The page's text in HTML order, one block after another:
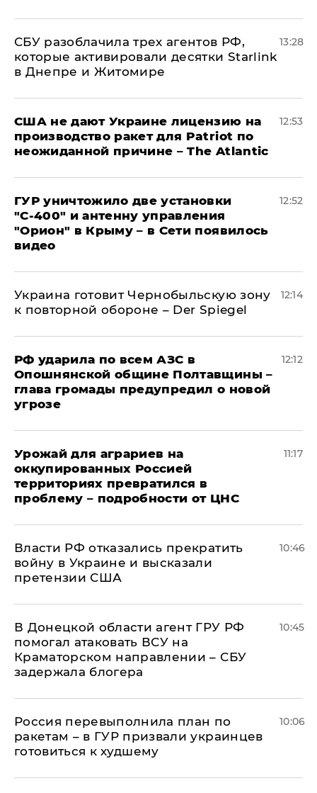
СБУ разоблачила трех агентов РФ,
которые активировали десятки Starlink
в Днепре и Житомире
13:28
США не дают Украине лицензию на
производство ракет для Patriot по
неожиданной причине – The Atlantic
12:53
ГУР уничтожило две установки
"С‑400" и антенну управления
"Орион" в Крыму – в Сети появилось
видео
12:52
Украина готовит Чернобыльскую зону
к повторной обороне – Der Spiegel
12:14
РФ ударила по всем АЗС в
Опошнянской общине Полтавщины –
глава громады предупредил о новой
угрозе
12:12
Урожай для аграриев на
оккупированных Россией
территориях превратился в
проблему – подробности от ЦНС
11:17
Власти РФ отказались прекратить
войну в Украине и высказали
претензии США
10:46
В Донецкой области агент ГРУ РФ
помогал атаковать ВСУ на
Краматорском направлении – СБУ
задержала блогера
10:45
Россия перевыполнила план по
ракетам – в ГУР призвали украинцев
готовиться к худшему
10:06